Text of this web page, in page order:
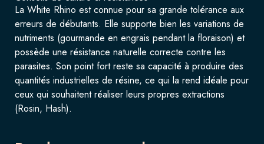
La White Rhino est connue pour sa grande tolérance aux
erreurs de débutants. Elle supporte bien les variations de
nutriments (gourmande en engrais pendant la floraison) et
possède une résistance naturelle correcte contre les
parasites. Son point fort reste sa capacité à produire des
quantités industrielles de résine, ce qui la rend idéale pour
ceux qui souhaitent réaliser leurs propres extractions
(Rosin, Hash).